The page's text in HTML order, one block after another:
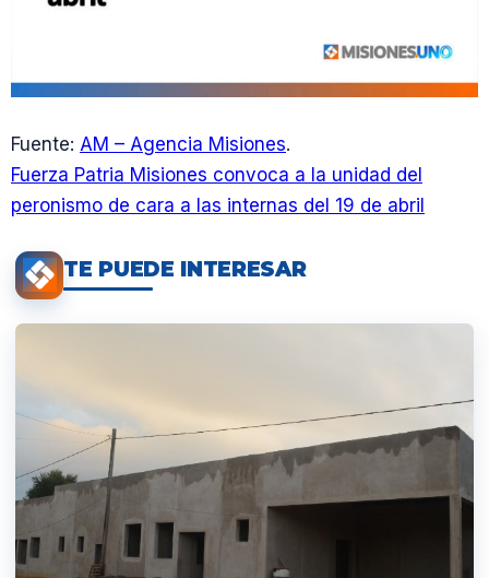
Fuente: AM – Agencia Misiones.
Fuerza Patria Misiones convoca a la unidad del
peronismo de cara a las internas del 19 de abril
TE PUEDE INTERESAR